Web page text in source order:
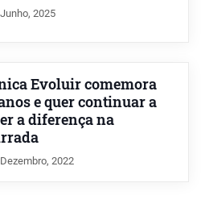
2025
Evoluir comemora
e quer continuar a
a diferença na
2022